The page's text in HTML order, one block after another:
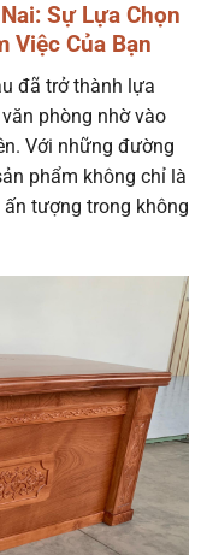
Sự Lựa Chọn
Việc Của Bạn
đã trở thành lựa
phòng nhờ vào
Với những đường
phẩm không chỉ là
tượng trong không